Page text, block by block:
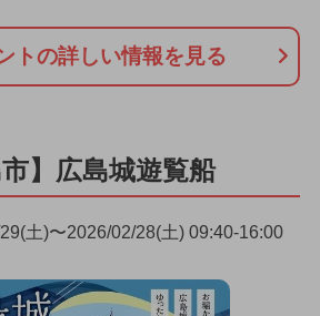
トの詳しい情報を見る
市】広島城遊覧船
土)〜2026/02/28(土) 09:40-16:00